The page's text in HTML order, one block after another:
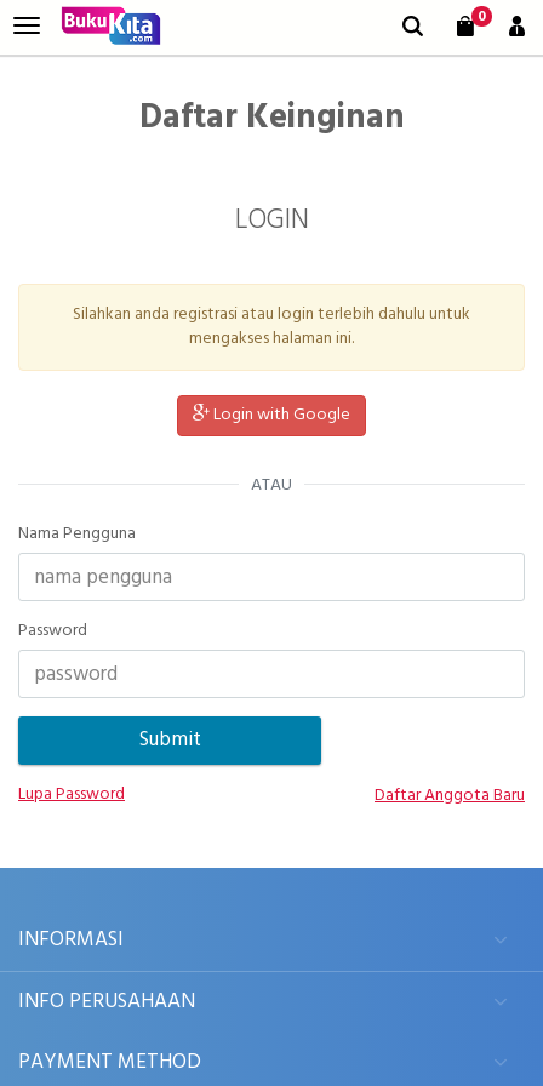
0
Daftar Keinginan
LOGIN
Silahkan anda registrasi atau login terlebih dahulu untuk
mengakses halaman ini.
Login with Google
ATAU
Nama Pengguna
Password
Lupa Password Daftar Anggota Baru
INFORMASI
INFO PERUSAHAAN
PAYMENT METHOD